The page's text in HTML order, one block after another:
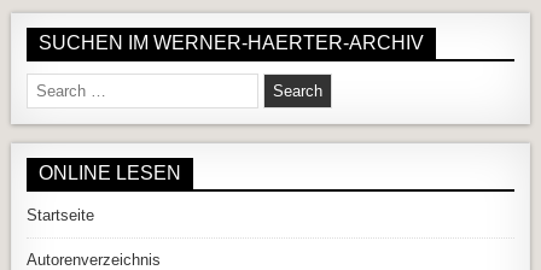
SUCHEN IM WERNER-HAERTER-ARCHIV
Search for:
ONLINE LESEN
Startseite
Autorenverzeichnis